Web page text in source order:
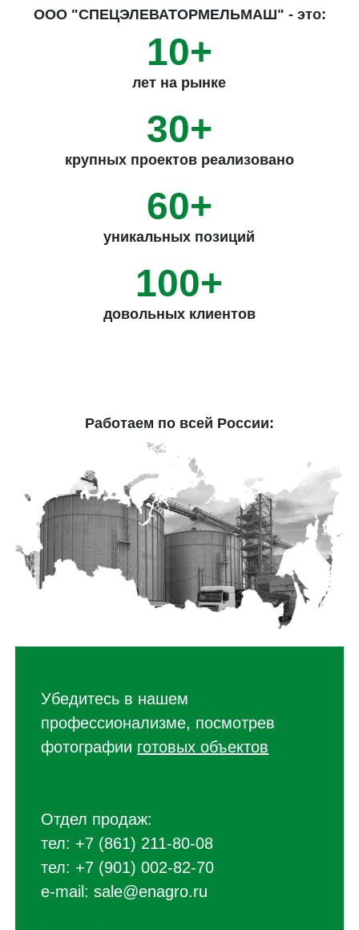
ООО "СПЕЦЭЛЕВАТОРМЕЛЬМАШ" - это:
10+
лет на рынке
30+
крупных проектов реализовано
60+
уникальных позиций
100+
довольных клиентов
Работаем по всей России:
Убедитесь в нашем
профессионализме, посмотрев
фотографии готовых объектов
Отдел продаж:
тел: +7 (861) 211-80-08
тел: +7 (901) 002-82-70
e-mail:sale@enagro.ru